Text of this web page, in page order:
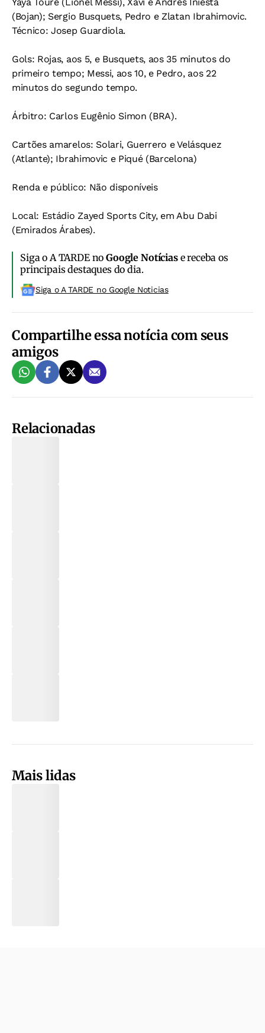
(Bojan); Sergio Busquets, Pedro e Zlatan Ibrahimovic.
Técnico: Josep Guardiola.
Gols: Rojas, aos 5, e Busquets, aos 35 minutos do
primeiro tempo; Messi, aos 10, e Pedro, aos 22
minutos do segundo tempo.
Árbitro: Carlos Eugênio Simon (BRA).
Cartões amarelos: Solari, Guerrero e Velásquez
(Atlante); Ibrahimovic e Piqué (Barcelona)
Renda e público: Não disponíveis
Local: Estádio Zayed Sports City, em Abu Dabi
(Emirados Árabes).
Siga o A TARDE noGoogle Notíciase receba os
principais destaques do dia.
Siga o A TARDE no Google Noticias
Compartilhe essa notícia com seus
amigos
Relacionadas
Mais lidas